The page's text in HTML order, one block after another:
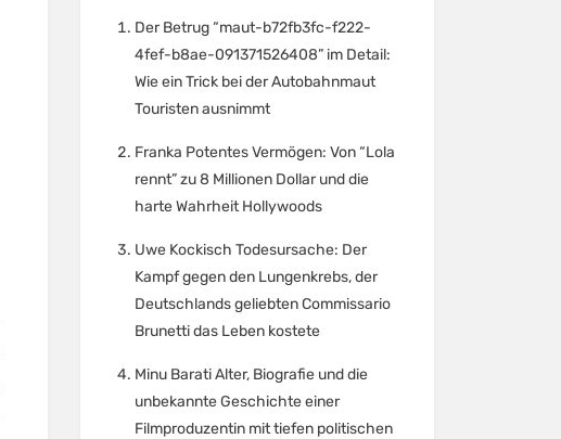
Der Betrug “maut-b72fb3fc-f222-
4fef-b8ae-091371526408” im Detail:
Wie ein Trick bei der Autobahnmaut
Touristen ausnimmt
Franka Potentes Vermögen: Von “Lola
rennt” zu 8 Millionen Dollar und die
harte Wahrheit Hollywoods
Uwe Kockisch Todesursache: Der
Kampf gegen den Lungenkrebs, der
Deutschlands geliebten Commissario
Brunetti das Leben kostete
Minu Barati Alter, Biografie und die
unbekannte Geschichte einer
Filmproduzentin mit tiefen politischen